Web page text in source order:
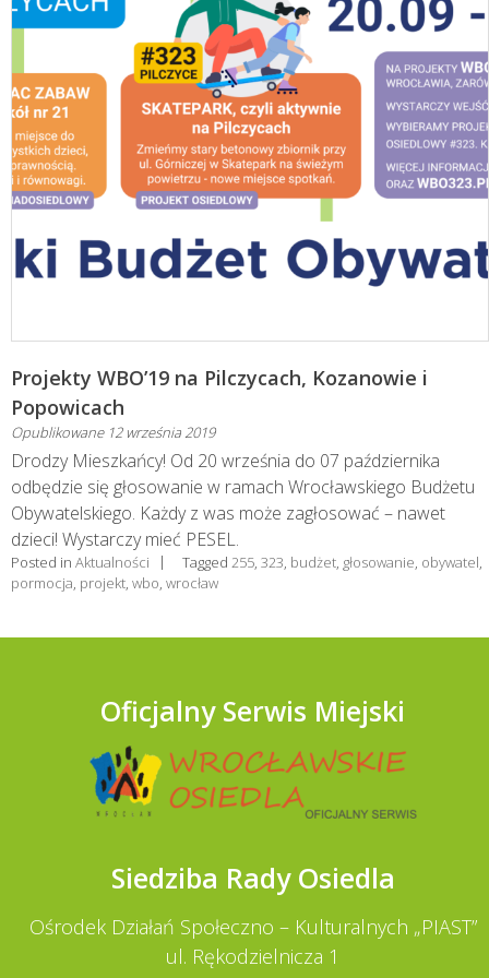
Projekty WBO’19 na Pilczycach, Kozanowie i
Popowicach
Opublikowane 12 września 2019
Drodzy Mieszkańcy! Od 20 września do 07 października
odbędzie się głosowanie w ramach Wrocławskiego Budżetu
Obywatelskiego. Każdy z was może zagłosować – nawet
dzieci! Wystarczy mieć PESEL.
Posted in Aktualności Tagged 255 323 budżet głosowanie obywatel
pormocja projekt wbo wrocław
Oficjalny Serwis Miejski
Siedziba Rady Osiedla
Ośrodek Działań Społeczno – Kulturalnych „PIAST”
ul. Rękodzielnicza 1